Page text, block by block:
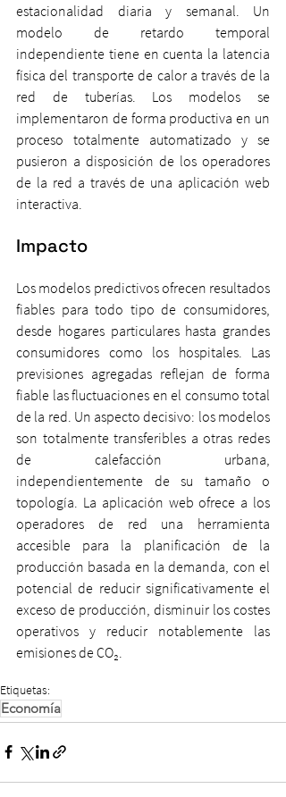
estacionalidad diaria y semanal. Un
modelo de retardo temporal
independiente tiene en cuenta la latencia
física del transporte de calor a través de la
red de tuberías. Los modelos se
implementaron de forma productiva en un
proceso totalmente automatizado y se
pusieron a disposición de los operadores
de la red a través de una aplicación web
interactiva.
Impacto
Los modelos predictivos ofrecen resultados
fiables para todo tipo de consumidores,
desde hogares particulares hasta grandes
consumidores como los hospitales. Las
previsiones agregadas reflejan de forma
fiable las fluctuaciones en el consumo total
de la red. Un aspecto decisivo: los modelos
son totalmente transferibles a otras redes
de calefacción urbana,
independientemente de su tamaño o
topología. La aplicación web ofrece a los
operadores de red una herramienta
accesible para la planificación de la
producción basada en la demanda, con el
potencial de reducir significativamente el
exceso de producción, disminuir los costes
operativos y reducir notablemente las
emisiones de CO₂.
Etiquetas:
Economía